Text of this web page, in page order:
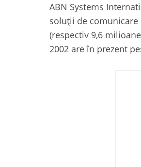
ABN Systems
soluţii de
(respectiv 9,6
2002 are în prezent